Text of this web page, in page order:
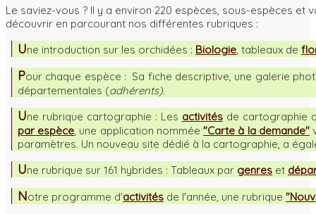
Le saviez-vous ? Il y a environ 220 espèces, sous-espèces et
découvrir en parcourant nos différentes rubriques :
Une introduction sur les orchidées : Biologie, tableaux de
Pour chaque espèce : Sa fiche descriptive, une galerie
départementales (adhérents).
Une rubrique cartographie : Les activitésde cartographie
par espèce, une application nommée"Carte à la demande"
paramètres. Un nouveau site dédié à la cartographie, a
Une rubrique sur 161 hybrides : Tableaux par genres et
Notre programme d'activités de l'année, une rubrique